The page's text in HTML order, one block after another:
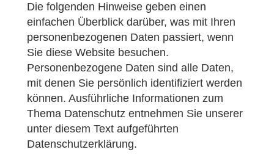
Die folgenden Hinweise geben einen
einfachen Überblick darüber, was mit Ihren
personenbezogenen Daten passiert, wenn
Sie diese Website besuchen.
Personenbezogene Daten sind alle Daten,
mit denen Sie persönlich identifiziert werden
können. Ausführliche Informationen zum
Thema Datenschutz entnehmen Sie unserer
unter diesem Text aufgeführten
Datenschutzerklärung.